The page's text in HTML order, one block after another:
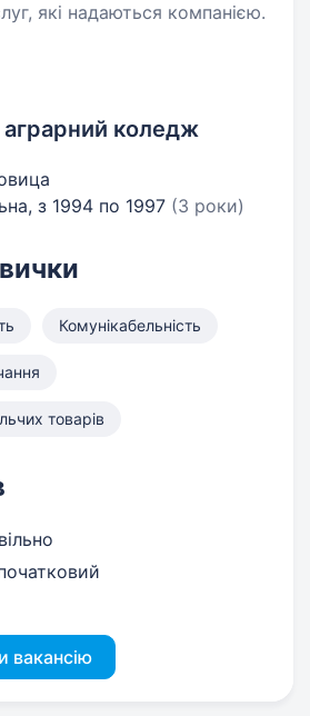
які надаються компанією.
коледж
з 1994 по 1997 (3 роки)
Комунікабельність
товарів
вакансію